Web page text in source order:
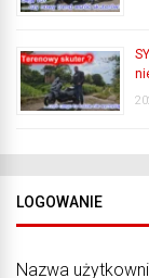
LOGOWANIE
Nazwa